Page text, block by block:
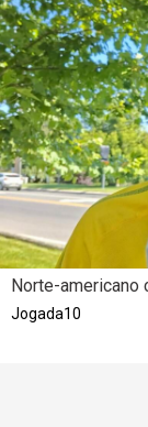
Norte-americano
Jogada10